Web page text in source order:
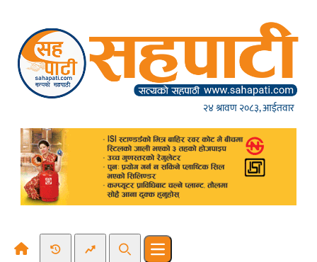
२४ श्रावण २०८३, आईतवार
Recent NewsTrending News
SearchOpen main menu